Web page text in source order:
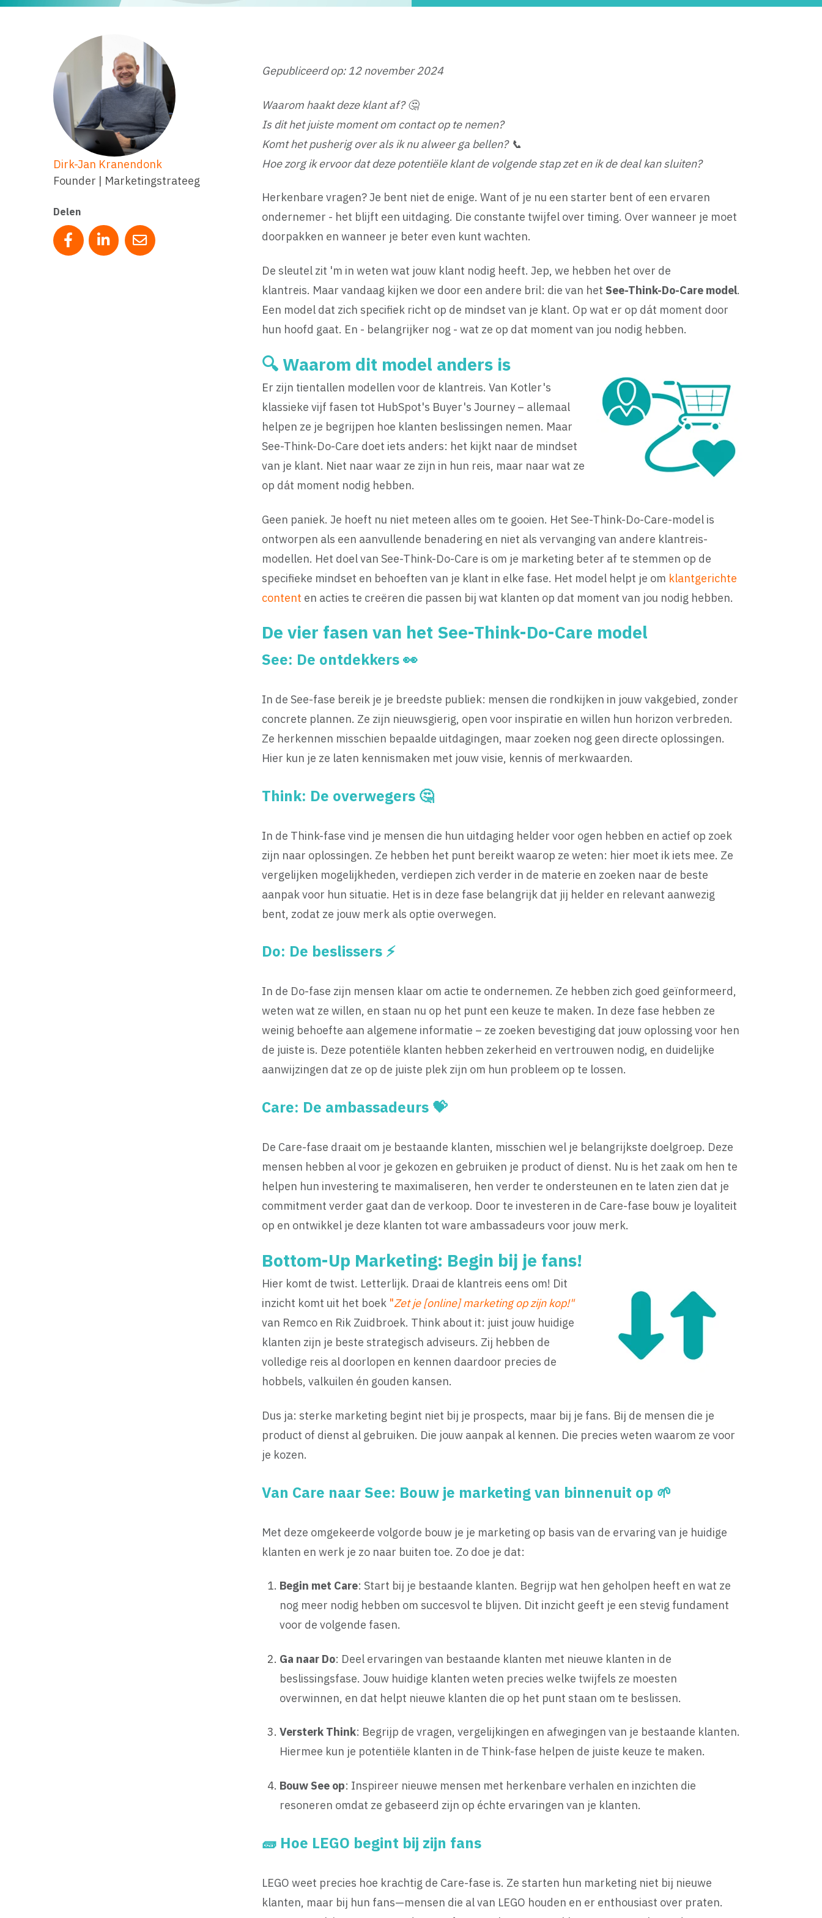
Dirk-Jan Kranendonk
Founder | Marketingstrateeg
Delen
Deel op Facebook
Deel op LinkedIn
Deel via mail
Gepubliceerd op: 12 november 2024
Waarom haakt deze klant af? 🤔
Is dit het juiste moment om contact op te nemen?
Komt het pusherig over als ik nu alweer ga bellen? 📞
Hoe zorg ik ervoor dat deze potentiële klant de volgende stap zet en ik de deal kan sluiten?
Herkenbare vragen? Je bent niet de enige. Want of je nu een starter bent of een ervaren
ondernemer - het blijft een uitdaging. Die constante twijfel over timing. Over wanneer je moet
doorpakken en wanneer je beter even kunt wachten.
De sleutel zit 'm in weten wat jouw klant nodig heeft. Jep, we hebben het over de
klantreis. Maar vandaag kijken we door een andere bril: die van het See-Think-Do-Care model.
Een model dat zich specifiek richt op de mindset van je klant. Op wat er op dát moment door
hun hoofd gaat. En - belangrijker nog - wat ze op dat moment van jou nodig hebben.
🔍 Waarom dit model anders is
Er zijn tientallen modellen voor de klantreis. Van Kotler's
klassieke vijf fasen tot HubSpot's Buyer's Journey – allemaal
helpen ze je begrijpen hoe klanten beslissingen nemen. Maar
See-Think-Do-Care doet iets anders: het kijkt naar de mindset
van je klant. Niet naar waar ze zijn in hun reis, maar naar wat ze
op dát moment nodig hebben.
Geen paniek. Je hoeft nu niet meteen alles om te gooien. Het See-Think-Do-Care-model is
ontworpen als een aanvullende benadering en niet als vervanging van andere klantreis-
modellen. Het doel van See-Think-Do-Care is om je marketing beter af te stemmen op de
specifieke mindset en behoeften van je klant in elke fase. Het model helpt je om klantgerichte
content en acties te creëren die passen bij wat klanten op dat moment van jou nodig hebben.
De vier fasen van het See-Think-Do-Care model
See: De ontdekkers 👀
In de See-fase bereik je je breedste publiek: mensen die rondkijken in jouw vakgebied, zonder
concrete plannen. Ze zijn nieuwsgierig, open voor inspiratie en willen hun horizon verbreden.
Ze herkennen misschien bepaalde uitdagingen, maar zoeken nog geen directe oplossingen.
Hier kun je ze laten kennismaken met jouw visie, kennis of merkwaarden.
Think: De overwegers 🤔
In de Think-fase vind je mensen die hun uitdaging helder voor ogen hebben en actief op zoek
zijn naar oplossingen. Ze hebben het punt bereikt waarop ze weten: hier moet ik iets mee. Ze
vergelijken mogelijkheden, verdiepen zich verder in de materie en zoeken naar de beste
aanpak voor hun situatie. Het is in deze fase belangrijk dat jij helder en relevant aanwezig
bent, zodat ze jouw merk als optie overwegen.
Do: De beslissers ⚡️
In de Do-fase zijn mensen klaar om actie te ondernemen. Ze hebben zich goed geïnformeerd,
weten wat ze willen, en staan nu op het punt een keuze te maken. In deze fase hebben ze
weinig behoefte aan algemene informatie – ze zoeken bevestiging dat jouw oplossing voor hen
de juiste is. Deze potentiële klanten hebben zekerheid en vertrouwen nodig, en duidelijke
aanwijzingen dat ze op de juiste plek zijn om hun probleem op te lossen.
Care: De ambassadeurs 💝
De Care-fase draait om je bestaande klanten, misschien wel je belangrijkste doelgroep. Deze
mensen hebben al voor je gekozen en gebruiken je product of dienst. Nu is het zaak om hen te
helpen hun investering te maximaliseren, hen verder te ondersteunen en te laten zien dat je
commitment verder gaat dan de verkoop. Door te investeren in de Care-fase bouw je loyaliteit
op en ontwikkel je deze klanten tot ware ambassadeurs voor jouw merk.
Bottom-Up Marketing: Begin bij je fans!
Hier komt de twist. Letterlijk. Draai de klantreis eens om! Dit
inzicht komt uit het boek "Zet je [online] marketing op zijn kop!"
van Remco en Rik Zuidbroek. Think about it: juist jouw huidige
klanten zijn je beste strategisch adviseurs. Zij hebben de
volledige reis al doorlopen en kennen daardoor precies de
hobbels, valkuilen én gouden kansen.
Dus ja: sterke marketing begint niet bij je prospects, maar bij je fans. Bij de mensen die je
product of dienst al gebruiken. Die jouw aanpak al kennen. Die precies weten waarom ze voor
je kozen.
Van Care naar See: Bouw je marketing van binnenuit op 🌱
Met deze omgekeerde volgorde bouw je je marketing op basis van de ervaring van je huidige
klanten en werk je zo naar buiten toe. Zo doe je dat:
Begin met Care: Start bij je bestaande klanten. Begrijp wat hen geholpen heeft en wat ze
nog meer nodig hebben om succesvol te blijven. Dit inzicht geeft je een stevig fundament
voor de volgende fasen.
Ga naar Do: Deel ervaringen van bestaande klanten met nieuwe klanten in de
beslissingsfase. Jouw huidige klanten weten precies welke twijfels ze moesten
overwinnen, en dat helpt nieuwe klanten die op het punt staan om te beslissen.
Versterk Think: Begrijp de vragen, vergelijkingen en afwegingen van je bestaande klanten.
Hiermee kun je potentiële klanten in de Think-fase helpen de juiste keuze te maken.
Bouw See op: Inspireer nieuwe mensen met herkenbare verhalen en inzichten die
resoneren omdat ze gebaseerd zijn op échte ervaringen van je klanten.
🧱 Hoe LEGO begint bij zijn fans
LEGO weet precies hoe krachtig de Care-fase is. Ze starten hun marketing niet bij nieuwe
klanten, maar bij hun fans—mensen die al van LEGO houden en er enthousiast over praten.